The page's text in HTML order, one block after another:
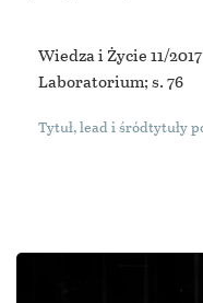
Wiedza i Życie 11/2017
Laboratorium; s. 76